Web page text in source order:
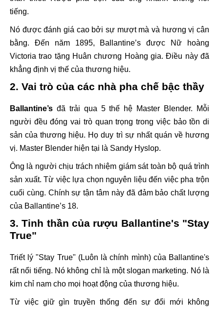
tiếng.
Nó được đánh giá cao bởi sự mượt mà và hương vị cân
bằng. Đến năm 1895, Ballantine’s được Nữ hoàng
Victoria trao tặng Huân chương Hoàng gia. Điều này đã
khẳng định vị thế của thương hiệu.
2. Vai trò của các nhà pha chế bậc thầy
Ballantine’s đã trải qua 5 thế hệ Master Blender. Mỗi
người đều đóng vai trò quan trọng trong việc bảo tồn di
sản của thương hiệu. Họ duy trì sự nhất quán về hương
vị. Master Blender hiện tại là Sandy Hyslop.
Ông là người chịu trách nhiệm giám sát toàn bộ quá trình
sản xuất. Từ việc lựa chọn nguyên liệu đến việc pha trộn
cuối cùng. Chính sự tận tâm này đã đảm bảo chất lượng
của Ballantine’s 18.
3. Tinh thần của rượu Ballantine's "Stay
True"
Triết lý "Stay True" (Luôn là chính mình) của Ballantine's
rất nổi tiếng. Nó không chỉ là một slogan marketing. Nó là
kim chỉ nam cho mọi hoạt động của thương hiệu.
Từ việc giữ gìn truyền thống đến sự đổi mới không